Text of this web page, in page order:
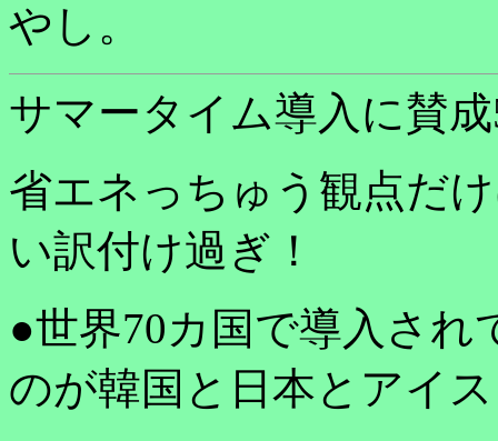
やし。
サマータイム導入に賛
省エネっちゅう観点だ
い訳付け過ぎ！
●世界70カ国で導入さ
のが韓国と日本とアイ